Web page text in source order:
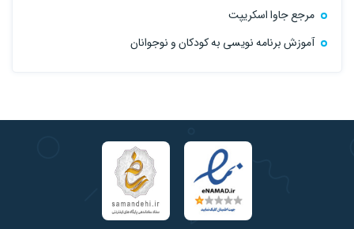
مرجع جاوا اسکریپت
آموزش برنامه نویسی به کودکان و نوجوانان